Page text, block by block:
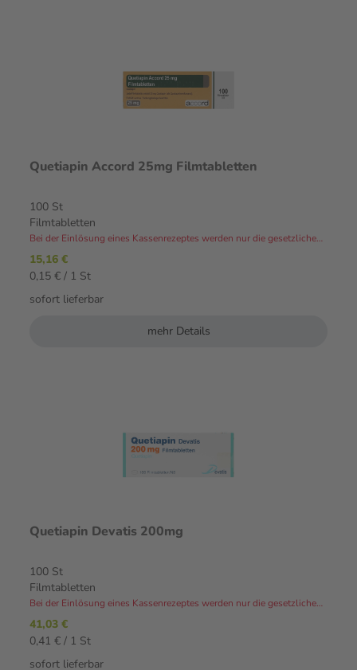
Quetiapin Accord 25mg Filmtabletten
100 St
Filmtabletten
Bei der Einlösung eines Kassenrezeptes werden nur die gesetzlichen Zuzahlungen und Eigenanteile in Rechnung gestellt.⁴
15,16 €
0,15 € / 1 St
sofort lieferbar
mehr Details
Quetiapin Devatis 200mg
100 St
Filmtabletten
Bei der Einlösung eines Kassenrezeptes werden nur die gesetzlichen Zuzahlungen und Eigenanteile in Rechnung gestellt.⁴
41,03 €
0,41 € / 1 St
sofort lieferbar